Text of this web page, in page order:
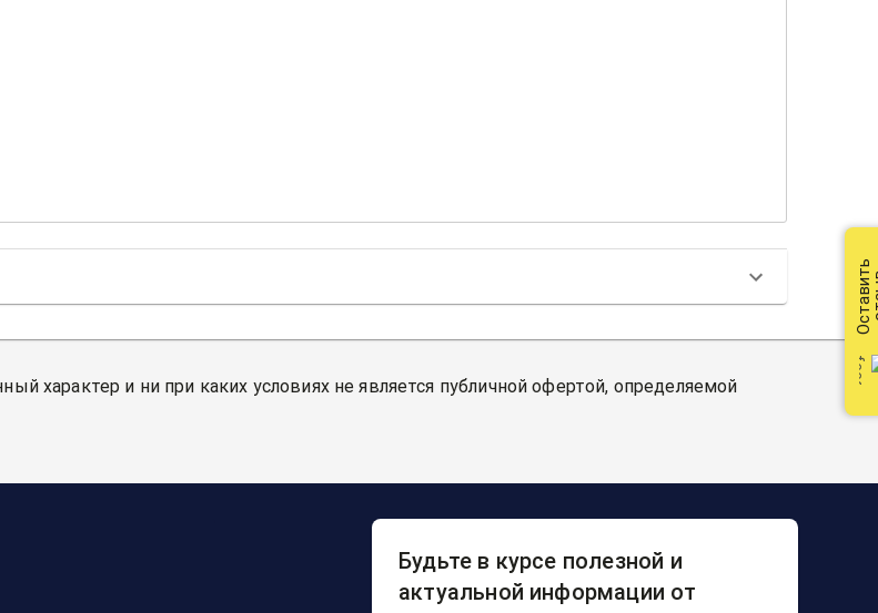
характер и ни при каких условиях не является публичной офертой, определяемой
Будьте в курсе полезной и
актуальной информации от
Оставить